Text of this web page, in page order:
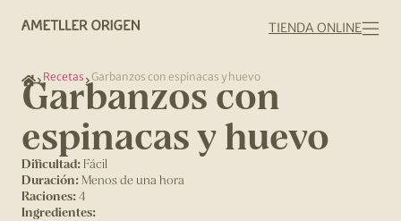
TIENDA ONLINE
Recetas Garbanzos con espinacas y huevo
Garbanzos con
espinacas y huevo
Dificultad: Fácil
Duración: Menos de una hora
Raciones:4
Ingredientes: